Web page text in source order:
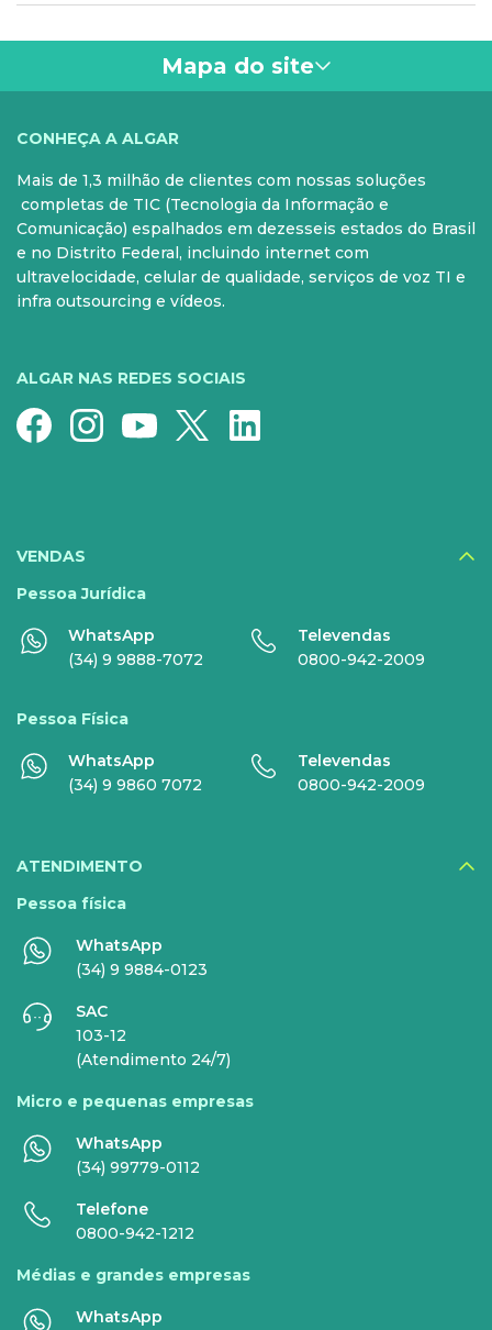
fechamento de negócios. Ele também reduz
visual, a nossa solução entende áudios enviados no
WhatsApp e responde por áudio também. Inclusive,
a voz da resposta pode ser personalizada.
Mapa do site
PARA SUA CASA
Internet Fibra
Fixo
Super Wi-Fi
CELULAR
Aparelhos
DIGITAIS
Disney+
Nomo Music
Sky+
HBO Max
Veja todos serviços
EMPRESAS
INTERNET
Internet Fibra
Comunicação de Dados
Super Wi-Fi
Internet Essence
CONHEÇA A ALGAR
Mais de 1,3 milhão de clientes com nossas soluções
completas de TIC (Tecnologia da Informação e
Comunicação) espalhados em dezesseis estados do Brasil
e no Distrito Federal, incluindo internet com
ultravelocidade, celular de qualidade, serviços de voz TI e
infra outsourcing e vídeos.
ALGAR NAS REDES SOCIAIS
VENDAS
Pessoa Jurídica
WhatsApp
(34) 9 9888-7072
Televendas
0800-942-2009
Pessoa Física
WhatsApp
(34) 9 9860 7072
Televendas
0800-942-2009
ATENDIMENTO
Pessoa física
WhatsApp
(34) 9 9884-0123
SAC
103-12
(Atendimento 24/7)
Micro e pequenas empresas
WhatsApp
(34) 99779-0112
Telefone
0800-942-1212
Médias e grandes empresas
WhatsApp